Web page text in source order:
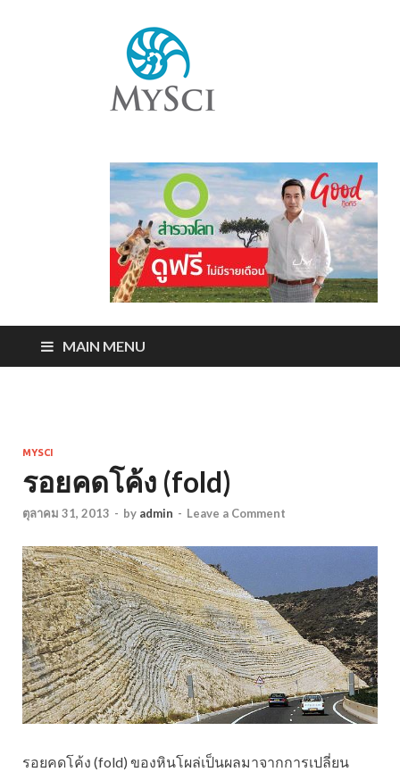
MAIN MENU
MYSCI
รอยคดโค้ง (fold)
ตุลาคม 31, 2013 - by admin - Leave a Comment
รอยคดโค้ง (fold) ของหินโผล่เป็นผลมาจากการเปลี่ยน